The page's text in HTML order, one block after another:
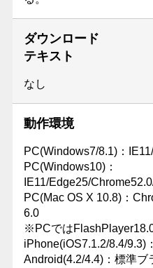
ダウンロード
テキスト
なし
動作環境
PC(Windows7/8.1)：
PC(Windows10)：
IE11/Edge25/
PC(Mac OS X 10.8)：
6.0
※PCでは
iPhone(iOS7.1.2/8.4/9.3)
Android(4.2/4.4)：標準ブ